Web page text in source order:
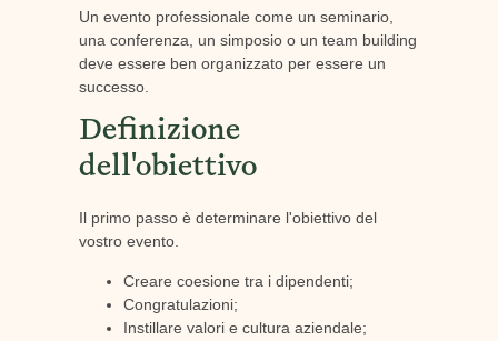
Un evento professionale come un seminario,
una conferenza, un simposio o un team building
deve essere ben organizzato per essere un
successo.
Definizione
dell'obiettivo
Il primo passo è determinare l'obiettivo del
vostro evento.
Creare coesione tra i dipendenti;
Congratulazioni;
Instillare valori e cultura aziendale;